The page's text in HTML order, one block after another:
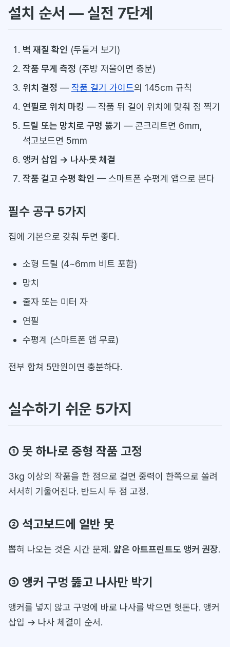
설치 순서 — 실전 7단계
벽 재질 확인 (두들겨 보기)
작품 무게 측정 (주방 저울이면 충분)
위치 결정 — 작품 걸기 가이드의 145cm 규칙
연필로 위치 마킹 — 작품 뒤 걸이 위치에 맞춰 점 찍기
드릴 또는 망치로 구멍 뚫기 — 콘크리트면 6mm,
석고보드면 5mm
앵커 삽입 → 나사·못 체결
작품 걸고 수평 확인 — 스마트폰 수평계 앱으로 본다
필수 공구 5가지
집에 기본으로 갖춰 두면 좋다.
소형 드릴 (4~6mm 비트 포함)
망치
줄자 또는 미터 자
연필
수평계 (스마트폰 앱 무료)
전부 합쳐 5만원이면 충분하다.
실수하기 쉬운 5가지
① 못 하나로 중형 작품 고정
3kg 이상의 작품을 한 점으로 걸면 중력이 한쪽으로 쏠려
서서히 기울어진다. 반드시 두 점 고정.
② 석고보드에 일반 못
뽑혀 나오는 것은 시간 문제. 얇은 아트프린트도 앵커 권장.
③ 앵커 구멍 뚫고 나사만 박기
앵커를 넣지 않고 구멍에 바로 나사를 박으면 헛돈다. 앵커
삽입 → 나사 체결이 순서.